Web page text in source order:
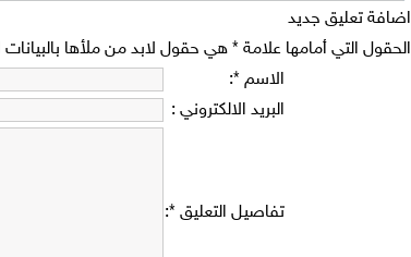
اضافة تعليق جديد
الحقول التي أمامها علامة * هي حقول لابد من ملأها بالبيانات
الاسم*
:
البريد الالكتروني:
تفاصيل التعليق*
: